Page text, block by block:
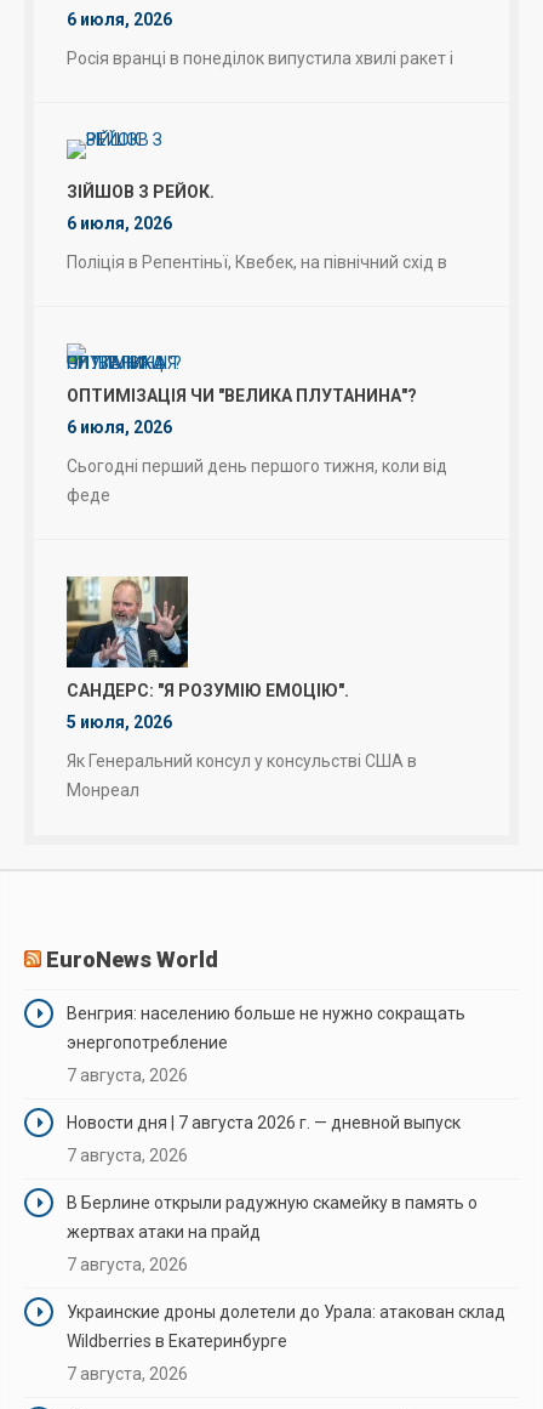
6 июля, 2026
Росія вранці в понеділок випустила хвилі ракет і
ЗІЙШОВ З РЕЙОК.
6 июля, 2026
Поліція в Репентіньї, Квебек, на північний схід в
ОПТИМІЗАЦІЯ ЧИ "ВЕЛИКА ПЛУТАНИНА"?
6 июля, 2026
Сьогодні перший день першого тижня, коли від
феде
САНДЕРС: "Я РОЗУМІЮ ЕМОЦІЮ".
5 июля, 2026
Як Генеральний консул у консульстві США в
Монреал
EuroNews World
Венгрия: населению больше не нужно сокращать
энергопотребление
7 августа, 2026
Новости дня | 7 августа 2026 г. — дневной выпуск
7 августа, 2026
В Берлине открыли радужную скамейку в память о
жертвах атаки на прайд
7 августа, 2026
Украинские дроны долетели до Урала: атакован склад
Wildberries в Екатеринбурге
7 августа, 2026